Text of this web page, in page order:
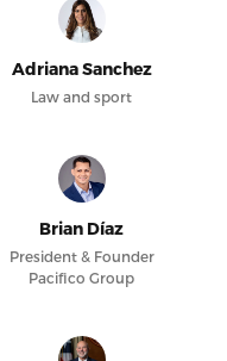
Adriana Sanchez
Law and sport
Brian Díaz
President & Founder
Pacifico Group